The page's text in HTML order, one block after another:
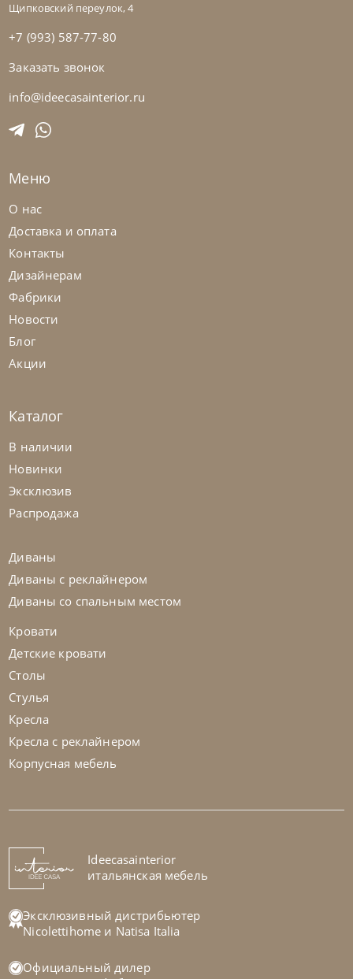
Nicolettihome
Диван Soul
Nicolettihome
Диван Louise
Диван Megan
На заказ 45-90 дн
Щипковский переулок, 4
+7 (993) 587-77-80
Заказать звонок
info@ideecasainterior.ru
Меню
О нас
Доставка и оплата
Контакты
Дизайнерам
Фабрики
Новости
Блог
Акции
Каталог
В наличии
Новинки
Эксклюзив
Распродажа
Диваны
Диваны с реклайнером
Диваны со спальным местом
Кровати
Детские кровати
Столы
Стулья
Кресла
Кресла с реклайнером
Корпусная мебель
Ideecasainterior
итальянская мебель
Эксклюзивный дистрибьютер
Nicolettihome и Natisa Italia
Официальный дилер